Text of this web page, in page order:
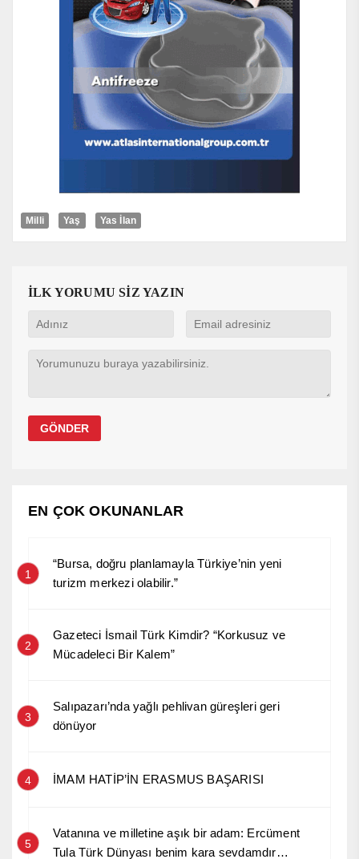
Milli Yaş Yas İlan
İLK YORUMU SİZ YAZIN
EN ÇOK OKUNANLAR
1
“Bursa, doğru planlamayla Türkiye’nin yeni
turizm merkezi olabilir.”
2
Gazeteci İsmail Türk Kimdir? “Korkusuz ve
Mücadeleci Bir Kalem”
3
Salıpazarı’nda yağlı pehlivan güreşleri geri
dönüyor
4 İMAM HATİP’İN ERASMUS BAŞARISI
5
Vatanına ve milletine aşık bir adam: Ercüment
Tula Türk Dünyası benim kara sevdamdır…